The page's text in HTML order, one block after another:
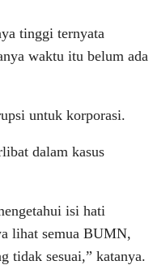
tinggi ternyata
waktu itu belum ada
untuk korporasi.
dalam kasus
isi hati
lihat semua BUMN,
tidak sesuai,” katanya.